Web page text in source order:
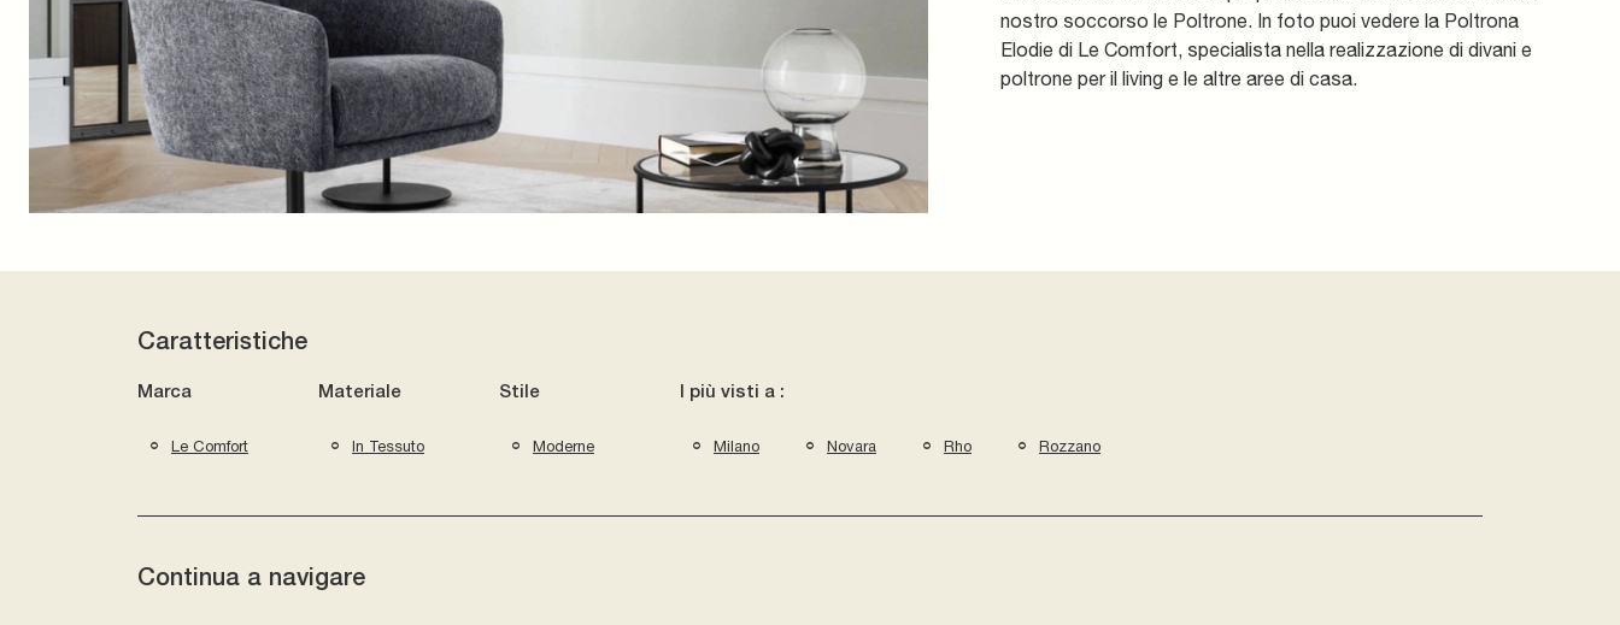
nostro soccorso le Poltrone. In foto puoi vedere la Poltrona
Elodie di Le Comfort, specialista nella realizzazione di divani e
poltrone per il living e le altre aree di casa.
Caratteristiche
Marca
Le Comfort
Materiale
In Tessuto
Stile
Moderne
I più visti a :
Milano Novara Rho Rozzano
Continua a navigare